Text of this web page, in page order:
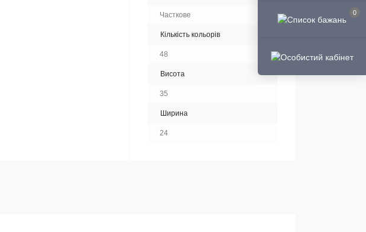
0
Часткове
Кількість кольорів
48
Висота
35
Ширина
24